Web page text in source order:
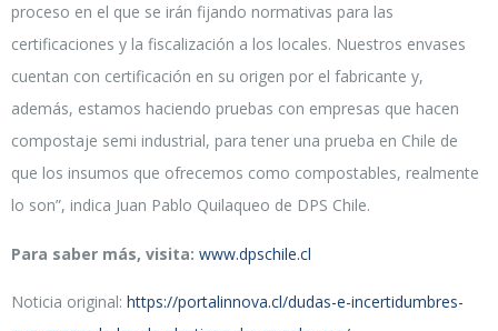
proceso en el que se irán fijando normativas para las
certificaciones y la fiscalización a los locales. Nuestros envases
cuentan con certificación en su origen por el fabricante y,
además, estamos haciendo pruebas con empresas que hacen
compostaje semi industrial, para tener una prueba en Chile de
que los insumos que ofrecemos como compostables, realmente
lo son”, indica Juan Pablo Quilaqueo de DPS Chile.
Para saber más, visita: www.dpschile.cl
Noticia original: https://portalinnova.cl/dudas-e-incertidumbres-